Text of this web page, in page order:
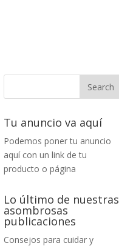
Tu anuncio va aquí
Podemos poner tu anuncio
aquí con un link de tu
producto o página
Lo último de nuestras
asombrosas
publicaciones
Consejos para cuidar y